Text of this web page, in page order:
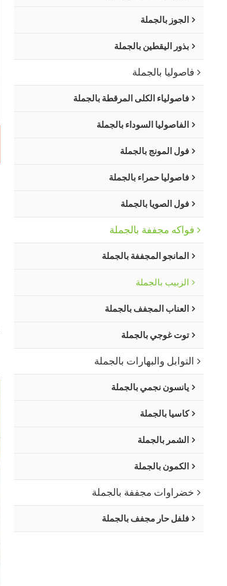
الجوز بالجملة
بذور اليقطين بالجملة
فاصوليا بالجملة
فاصولياء الكلى المرقطة بالجملة
الفاصوليا السوداء بالجملة
فول المونج بالجملة
فاصوليا حمراء بالجملة
فول الصويا بالجملة
فواكه مجففة بالجملة
المانجو المجففة بالجملة
الزبيب بالجملة
العناب المجفف بالجملة
توت غوجي بالجملة
التوابل والبهارات بالجملة
يانسون نجمي بالجملة
كاسيا بالجملة
الشمر بالجملة
الكمون بالجملة
خضراوات مجففة بالجملة
فلفل حار مجفف بالجملة